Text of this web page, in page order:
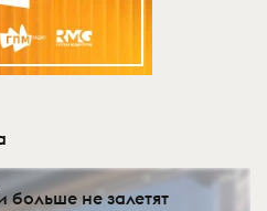
больше не залетят